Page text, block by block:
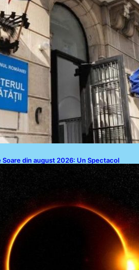
Soare din august 2026: Un Spectacol
Pe Cerul României